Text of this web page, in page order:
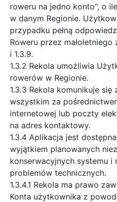
roweru na jedno konto", o
w danym Regionie.
przypadku pełną
Roweru przez
i 1.3.9.
1.3.2 Rekola umożliwia
rowerów w Regionie.
1.3.3 Rekola komunikuje
wszystkim za
internetowej lub poczty
na adres kontaktowy.
1.3.4 Aplikacja jest
wyjątkiem planowanych
konserwacyjnych systemu i
problemów technicznych.
1.3.4.1 Rekola ma prawo
Konta użytkownika z